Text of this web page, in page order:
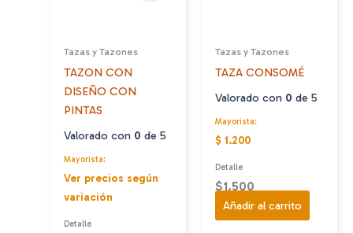
Tazas y Tazones
TAZON CON
DISEÑO CON
PINTAS
Valorado con 0 de 5
Mayorista:
Ver precios según
variación
Detalle
Tazas y Tazones
TAZA CONSOMÉ
Valorado con 0 de 5
Mayorista:
$ 1.200
Detalle
$1.500
Añadir al carrito